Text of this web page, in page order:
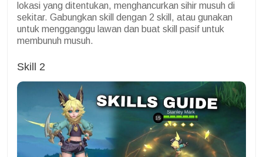
lokasi yang ditentukan, menghancurkan sihir musuh di
sekitar. Gabungkan skill dengan 2 skill, atau gunakan
untuk mengganggu lawan dan buat skill pasif untuk
membunuh musuh.
Skill 2